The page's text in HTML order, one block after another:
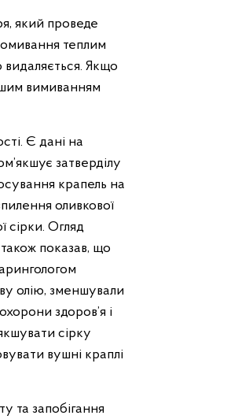
який проведе
теплим
Якщо
вимиванням
Є дані на
затверділу
крапель на
оливкової
сірки. Огляд
показав, що
олію, зменшували
здоров’я і
сірку
вушні краплі
та запобігання